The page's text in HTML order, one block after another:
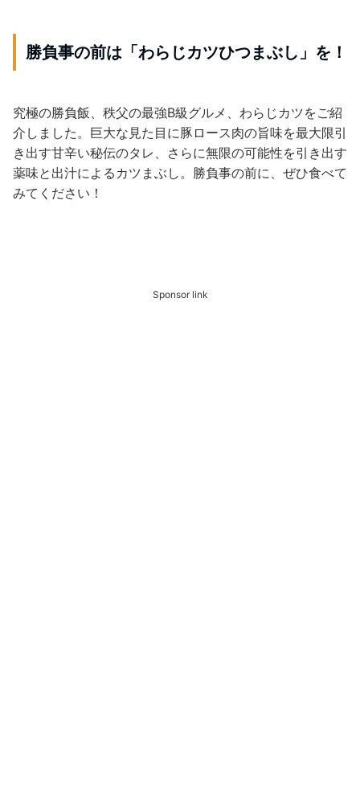
勝負事の前は「わらじカツひつまぶし」を！
究極の勝負飯、秩父の最強B級グルメ、わらじカツをご紹
介しました。巨大な見た目に豚ロース肉の旨味を最大限引
き出す甘辛い秘伝のタレ、さらに無限の可能性を引き出す
薬味と出汁によるカツまぶし。勝負事の前に、ぜひ食べて
みてください！
Sponsor link